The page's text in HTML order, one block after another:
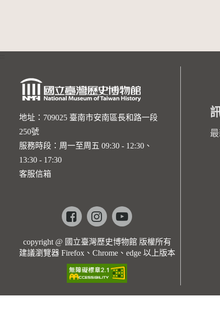
地址：709025 臺南市安南區長和路一段
250號
服務時段：周一至周五 09:30 - 12:30、
13:30 - 17:30
客服信箱
Facebookinstagramyoutube
copyright @ 國立臺灣歷史博物館 版權所有
建議瀏覽器 Firefox、Chrome、edge 以上版本